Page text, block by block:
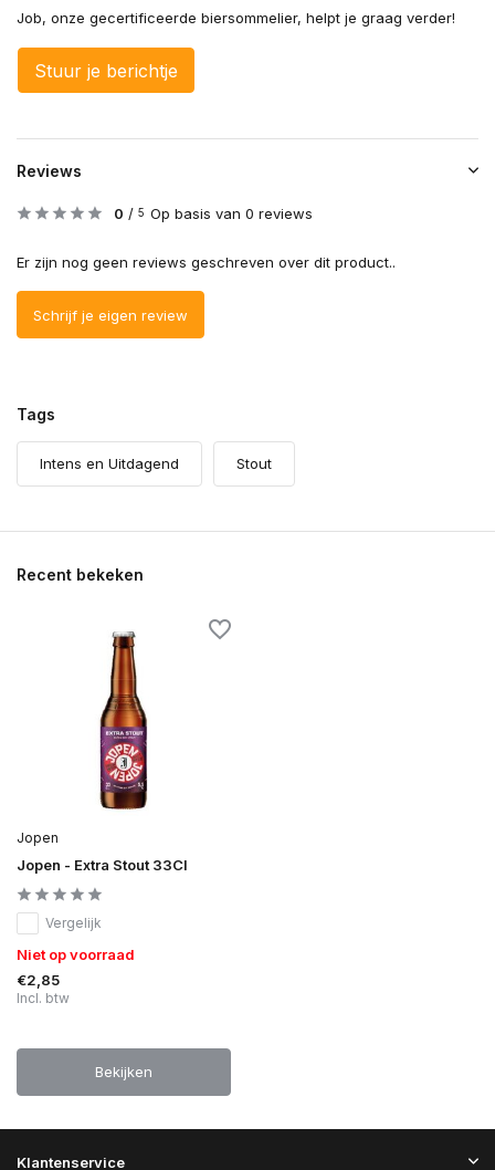
Job, onze gecertificeerde biersommelier, helpt je graag verder!
Stuur je berichtje
Reviews
0 / 5 Op basis van 0 reviews
Er zijn nog geen reviews geschreven over dit product..
Schrijf je eigen review
Tags
Intens en Uitdagend Stout
Recent bekeken
Jopen
Jopen - Extra Stout 33Cl
Vergelijk
Niet op voorraad
€2,85
Incl. btw
Bekijken
Klantenservice